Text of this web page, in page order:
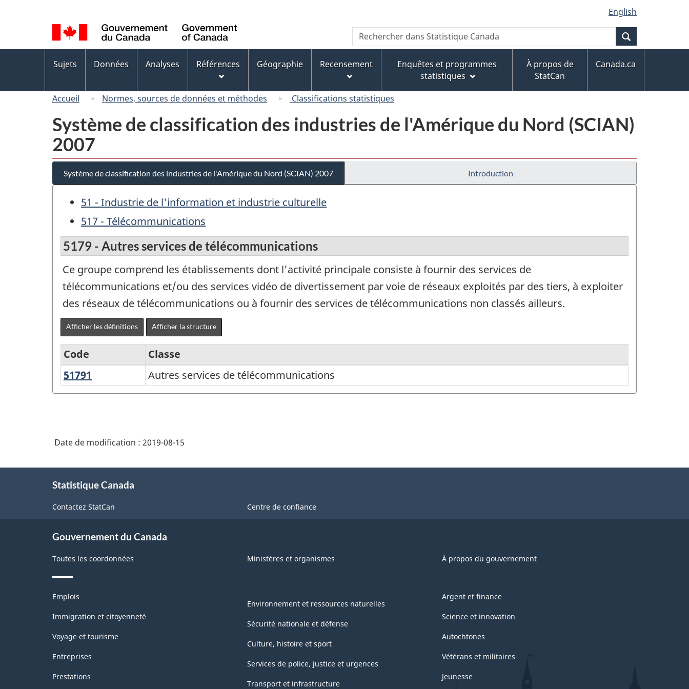
au
contenu
principal
« À
propos
de
ce
version
HTML
simplifiée
de
la
langue
English
Canada
Recherche
Rechercher
dans
Canada
des
Sujets Données Analyses Références Géographie Recensement
Enquêtes et programmes
statistiques
À propos de
StatCan
Canada.ca
Accueil Normes, sources de données et méthodes Classifications statistiques
Système de classification des industries de l'Amérique du Nord (SCIAN)
2007
Système de classification des industries de l'Amérique du Nord (SCIAN) 2007 Introduction
51 - Industrie de l'information et industrie culturelle
517 - Télécommunications
5179 - Autres services de télécommunications
Ce groupe comprend les établissements dont l'activité principale consiste à fournir des services de
télécommunications et/ou des services vidéo de divertissement par voie de réseaux exploités par des tiers, à exploiter
des réseaux de télécommunications ou à fournir des services de télécommunications non classés ailleurs.
Afficher les définitions Afficher la structure
Système
de
industries
l'Amérique
Nord
-
Structure
de
la
classification
Code
Classe
51791
services
Autres services de télécommunications
Date de modification : 2019-08-15
Statistique Canada
Contactez StatCan Centre de confiance
Gouvernement du Canada
Toutes les coordonnées Ministères et organismes À propos du gouvernement
Thèmes
sujets
Emplois
Immigration et citoyenneté
Voyage et tourisme
Entreprises
Prestations
Environnement et ressources naturelles
Sécurité nationale et défense
Culture, histoire et sport
Services de police, justice et urgences
Transport et infrastructure
Argent et finance
Science et innovation
Autochtones
Vétérans et militaires
Jeunesse